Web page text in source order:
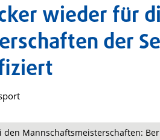
wieder für
der
Mannschaftsmeisterschaften: